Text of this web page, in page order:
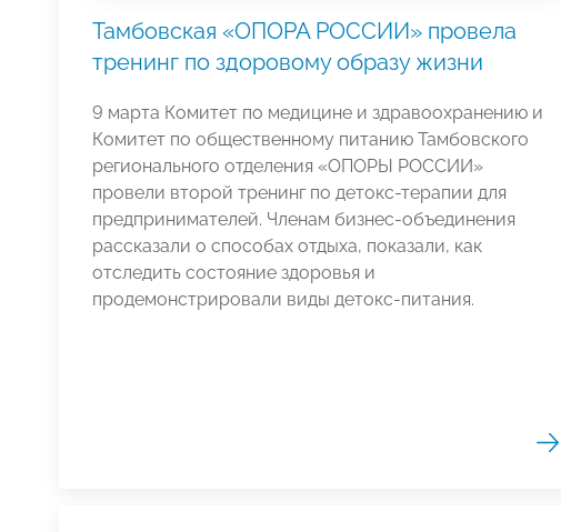
Тамбовская «ОПОРА РОССИИ» провела
тренинг по здоровому образу жизни
9 марта Комитет по медицине и здравоохранению и
Комитет по общественному питанию Тамбовского
регионального отделения «ОПОРЫ РОССИИ»
провели второй тренинг по детокс-терапии для
предпринимателей. Членам бизнес-объединения
рассказали о способах отдыха, показали, как
отследить состояние здоровья и
продемонстрировали виды детокс-питания.